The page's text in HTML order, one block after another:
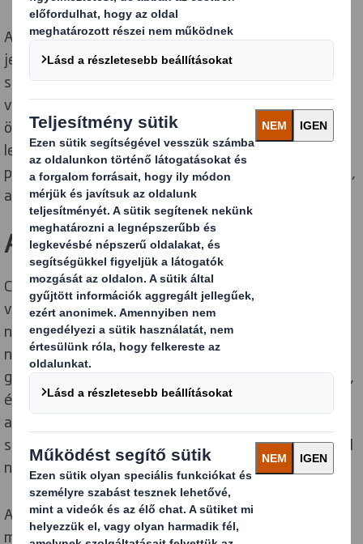
A körforgásos gazdaság irányába való elmozdulás
jelentős előnyökkel jár vállalkozások számára, legyen
szó a nyersanyagellátás biztonságának javításáról, a
versenyképesség növeléséről, az innováció
ösztönzéséről, az eladások fellendítéséről és a
legnagyobb tehetségek bevonzásáról újonnan nyílt
pozíciókra. Nem feledkezve meg arról a nyomásról sem,
amelyet bolygónkon számára jelent tevékenysége.
A megfelelő szakértőket adjuk
Csomagolási vevőink világszerte kapcsolatba lépnek
velünk a körforgásos gazdaság vonatkozásában – ám
nem feltétlenül kezdődnek ezzel a beszélgetések. Bár
nem minden vállalkozás rendelkezik körforgásos
gazdaságon alapuló KPI-okkal, de stratégiai, pénzügyi,
értékesítési és működési célokkal rendelkeznek,
amelyek elérésében a körforgásos megoldások
segíthetnek. A műanyag kiváltása például mindenkinél
napirenden van.
A körforgásos gazdaság előnyeit sok szemszögből
megvizsgáltuk. Szakértelmünk megosztásával